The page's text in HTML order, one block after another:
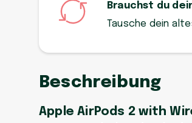
Brauchst du
Tausche dein
Beschreibung
Apple AirPods 2 with